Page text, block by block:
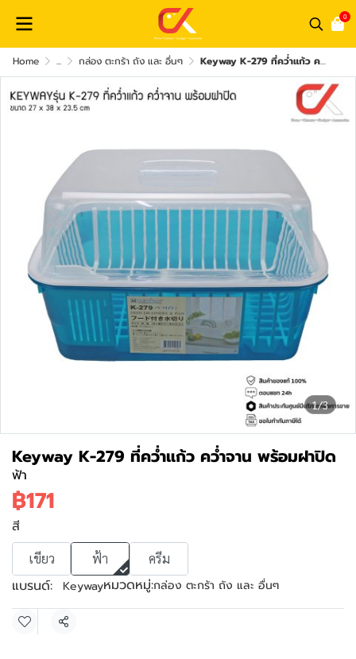
0
Home ... กล่อง ตะกร้า ถัง และ อื่นๆ Keyway K-279 ที่คว่ำแก้ว คว่ำจาน พร้อมฝาปิด
1/3
Keyway K-279 ที่คว่ำแก้ว คว่ำจาน พร้อมฝาปิด
ฟ้า
฿171
สี
เขียว ฟ้า ครีม
แบรนด์: Keywayหมวดหมู่:กล่อง ตะกร้า ถัง และ อื่นๆ
แชร์